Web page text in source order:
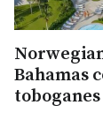
Bahamas
toboganes